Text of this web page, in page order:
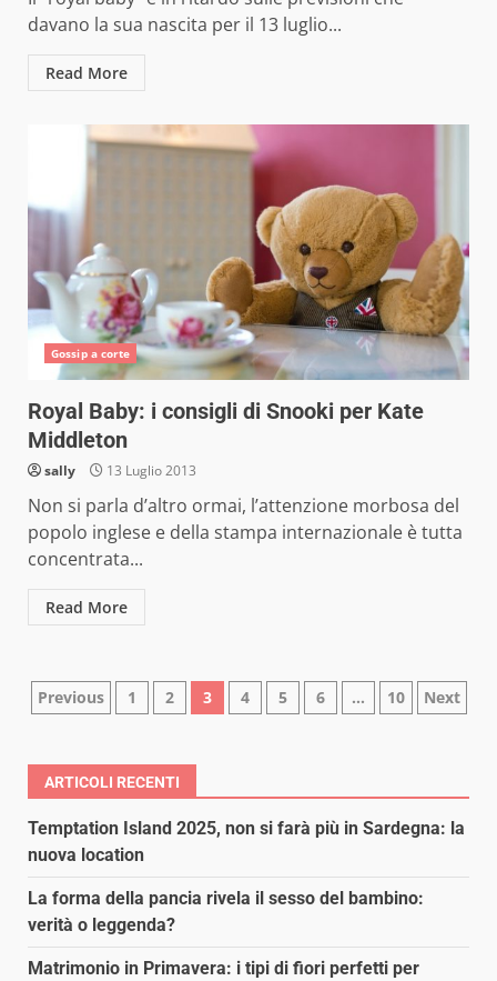
davano la sua nascita per il 13 luglio...
Read More
Gossip a corte
Royal Baby: i consigli di Snooki per Kate
Middleton
sally 13 Luglio 2013
Non si parla d’altro ormai, l’attenzione morbosa del
popolo inglese e della stampa internazionale è tutta
concentrata...
Read More
Paginazione
articoli
Previous 1 2 3 4 5 6 … 10 Next
ARTICOLI RECENTI
Temptation Island 2025, non si farà più in Sardegna: la
nuova location
La forma della pancia rivela il sesso del bambino:
verità o leggenda?
Matrimonio in Primavera: i tipi di fiori perfetti per